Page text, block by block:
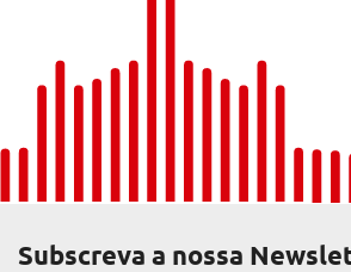
Subscreva a nossa